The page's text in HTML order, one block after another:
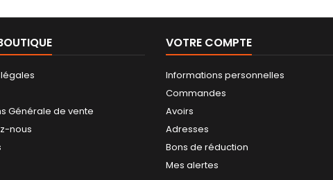
Générale de vente
nous
VOTRE COMPTE
Informations personnelles
Commandes
Avoirs
Adresses
Bons de réduction
Mes alertes